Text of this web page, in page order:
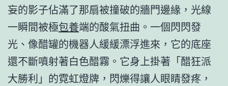
妄的影子佔滿了那扇被撞破的牆門邊緣，光線
一瞬間被極包養端的酸氣扭曲。一個閃閃發
光、像醋罐的機器人緩緩漂浮進來，它的底座
還不斷噴射著白色醋霧。它身上掛著「醋狂派
大勝利」的霓虹燈牌，閃爍得讓人眼睛發疼，